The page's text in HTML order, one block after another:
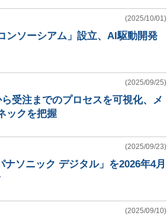
(2025/10/01)
ンソーシアム」設立、AI駆動開発
(2025/09/25)
受注までのプロセスを可視化、メ
ックを把握
(2025/09/23)
ソニック デジタル」を2026年4月
(2025/09/10)